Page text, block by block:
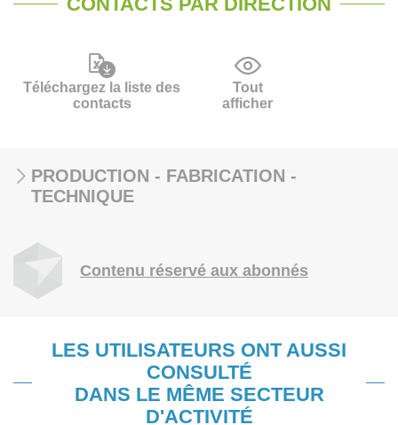
Téléchargez la liste des
contacts
Tout
afficher
PRODUCTION - FABRICATION -
TECHNIQUE
Contenu réservé aux abonnés
LES UTILISATEURS ONT AUSSI
CONSULTÉ
DANS LE MÊME SECTEUR
D'ACTIVITÉ